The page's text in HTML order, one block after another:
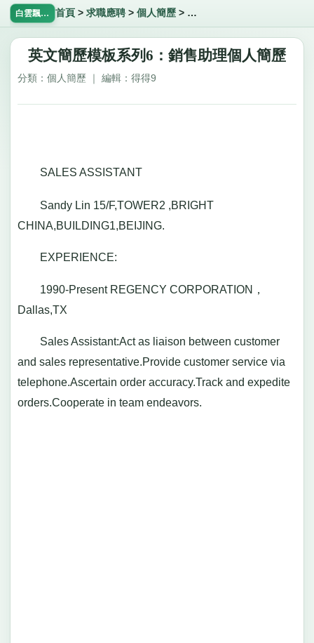
白雲飄飄網 首頁 >求職應聘 >個人簡歷 > 英文簡歷模板系列6：銷售助
英文簡歷模板系列6：銷售助理個人簡歷
分類：個人簡歷 ｜ 編輯：得得9
SALES ASSISTANT
Sandy Lin 15/F,TOWER2 ,BRIGHT
CHINA,BUILDING1,BEIJING.
EXPERIENCE:
1990-Present REGENCY CORPORATION，
Dallas,TX
Sales Assistant:Act as liaison between customer
and sales representative.Provide customer service via
telephone.Ascertain order accuracy.Track and expedite
orders.Cooperate in team endeavors.